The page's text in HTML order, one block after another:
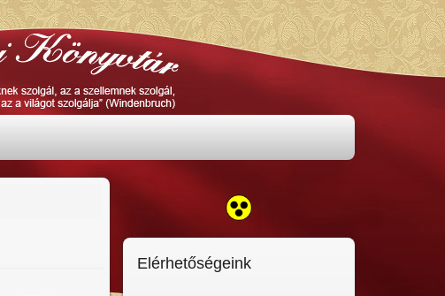
Elérhetőségeink